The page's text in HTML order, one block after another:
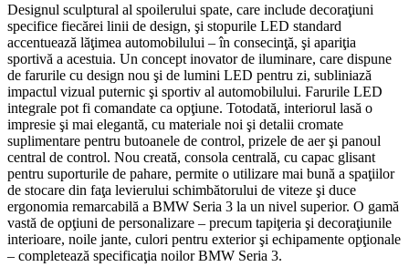
Designul sculptural al spoilerului spate, care include decoraţiuni
specifice fiecărei linii de design, şi stopurile LED standard
accentuează lăţimea automobilului – în consecinţă, şi apariţia
sportivă a acestuia. Un concept inovator de iluminare, care dispune
de farurile cu design nou şi de lumini LED pentru zi, subliniază
impactul vizual puternic şi sportiv al automobilului. Farurile LED
integrale pot fi comandate ca opţiune. Totodată, interiorul lasă o
impresie şi mai elegantă, cu materiale noi şi detalii cromate
suplimentare pentru butoanele de control, prizele de aer şi panoul
central de control. Nou creată, consola centrală, cu capac glisant
pentru suporturile de pahare, permite o utilizare mai bună a spaţiilor
de stocare din faţa levierului schimbătorului de viteze şi duce
ergonomia remarcabilă a BMW Seria 3 la un nivel superior. O gamă
vastă de opţiuni de personalizare – precum tapiţeria şi decoraţiunile
interioare, noile jante, culori pentru exterior şi echipamente opţionale
– completează specificaţia noilor BMW Seria 3.